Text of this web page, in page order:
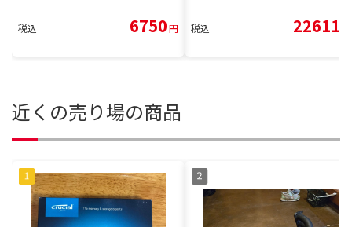
税込 6750円 税込 22611
近くの売り場の商品